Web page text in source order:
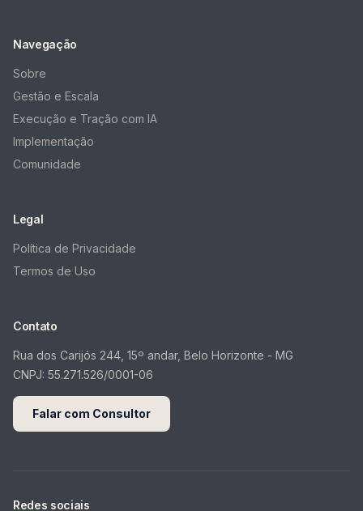
Navegação
Sobre
Gestão e Escala
Execução e Tração com IA
Implementação
Comunidade
Legal
Política de Privacidade
Termos de Uso
Contato
Rua dos Carijós 244, 15º andar, Belo Horizonte - MG
CNPJ: 55.271.526/0001-06
Falar com Consultor
Redes sociais